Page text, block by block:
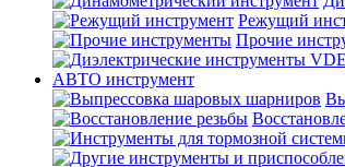
Режущий
Прочие
АВТО инструмент